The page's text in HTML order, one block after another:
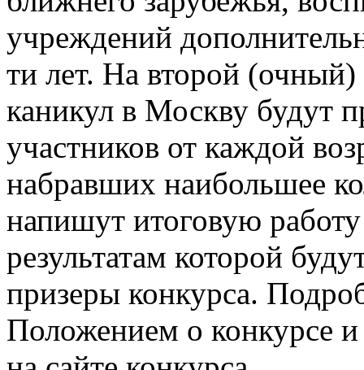
учреждений
ти лет. На второй
каникул в Москву будут
участников от каждой
набравших наибольшее
напишут итоговую
результатам которой
призеры конкурса.
Положением о конкурсе